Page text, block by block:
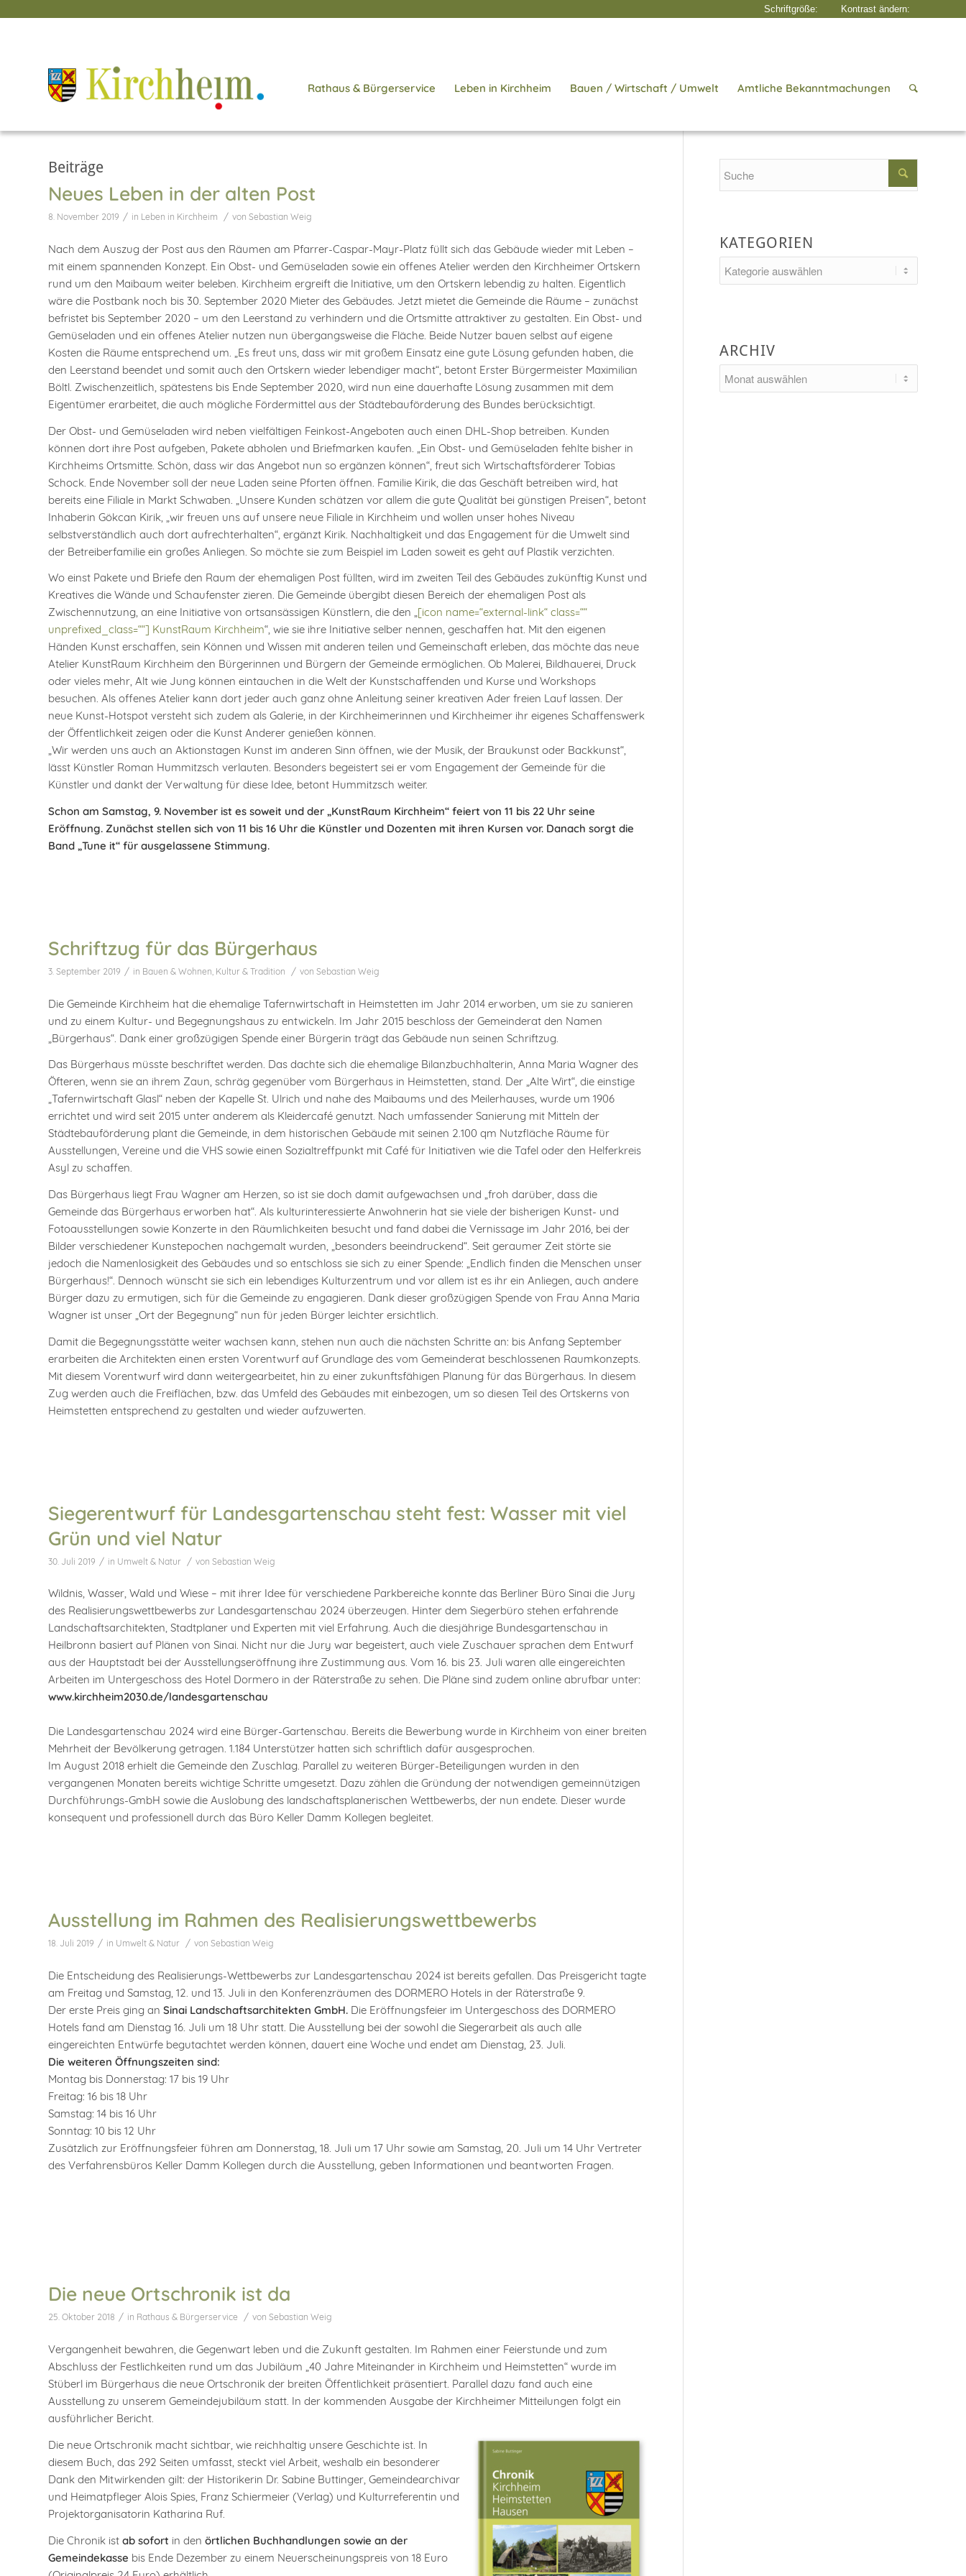
Rathaus & Bürgerservice Leben in Kirchheim Bauen / Wirtschaft / Umwelt Amtliche Bekanntmachungen
Beiträge
Neues Leben in der alten Post
8. November 2019 / in Leben in Kirchheim / von Sebastian Weig
Nach dem Auszug der Post aus den Räumen am Pfarrer-Caspar-Mayr-Platz füllt sich das Gebäude wieder mit Leben –
mit einem spannenden Konzept. Ein Obst- und Gemüseladen sowie ein offenes Atelier werden den Kirchheimer Ortskern
rund um den Maibaum weiter beleben. Kirchheim ergreift die Initiative, um den Ortskern lebendig zu halten. Eigentlich
wäre die Postbank noch bis 30. September 2020 Mieter des Gebäudes. Jetzt mietet die Gemeinde die Räume – zunächst
befristet bis September 2020 – um den Leerstand zu verhindern und die Ortsmitte attraktiver zu gestalten. Ein Obst- und
Gemüseladen und ein offenes Atelier nutzen nun übergangsweise die Fläche. Beide Nutzer bauen selbst auf eigene
Kosten die Räume entsprechend um. „Es freut uns, dass wir mit großem Einsatz eine gute Lösung gefunden haben, die
den Leerstand beendet und somit auch den Ortskern wieder lebendiger macht“, betont Erster Bürgermeister Maximilian
Böltl. Zwischenzeitlich, spätestens bis Ende September 2020, wird nun eine dauerhafte Lösung zusammen mit dem
Eigentümer erarbeitet, die auch mögliche Fördermittel aus der Städtebauförderung des Bundes berücksichtigt.
Der Obst- und Gemüseladen wird neben vielfältigen Feinkost-Angeboten auch einen DHL-Shop betreiben. Kunden
können dort ihre Post aufgeben, Pakete abholen und Briefmarken kaufen. „Ein Obst- und Gemüseladen fehlte bisher in
Kirchheims Ortsmitte. Schön, dass wir das Angebot nun so ergänzen können“, freut sich Wirtschaftsförderer Tobias
Schock. Ende November soll der neue Laden seine Pforten öffnen. Familie Kirik, die das Geschäft betreiben wird, hat
bereits eine Filiale in Markt Schwaben. „Unsere Kunden schätzen vor allem die gute Qualität bei günstigen Preisen“, betont
Inhaberin Gökcan Kirik, „wir freuen uns auf unsere neue Filiale in Kirchheim und wollen unser hohes Niveau
selbstverständlich auch dort aufrechterhalten“, ergänzt Kirik. Nachhaltigkeit und das Engagement für die Umwelt sind
der Betreiberfamilie ein großes Anliegen. So möchte sie zum Beispiel im Laden soweit es geht auf Plastik verzichten.
Wo einst Pakete und Briefe den Raum der ehemaligen Post füllten, wird im zweiten Teil des Gebäudes zukünftig Kunst und
Kreatives die Wände und Schaufenster zieren. Die Gemeinde übergibt diesen Bereich der ehemaligen Post als
Zwischennutzung, an eine Initiative von ortsansässigen Künstlern, die den „[icon name=“external-link“ class=““
unprefixed_class=““] KunstRaum Kirchheim“, wie sie ihre Initiative selber nennen, geschaffen hat. Mit den eigenen
Händen Kunst erschaffen, sein Können und Wissen mit anderen teilen und Gemeinschaft erleben, das möchte das neue
Atelier KunstRaum Kirchheim den Bürgerinnen und Bürgern der Gemeinde ermöglichen. Ob Malerei, Bildhauerei, Druck
oder vieles mehr, Alt wie Jung können eintauchen in die Welt der Kunstschaffenden und Kurse und Workshops
besuchen. Als offenes Atelier kann dort jeder auch ganz ohne Anleitung seiner kreativen Ader freien Lauf lassen. Der
neue Kunst-Hotspot versteht sich zudem als Galerie, in der Kirchheimerinnen und Kirchheimer ihr eigenes Schaffenswerk
der Öffentlichkeit zeigen oder die Kunst Anderer genießen können.
„Wir werden uns auch an Aktionstagen Kunst im anderen Sinn öffnen, wie der Musik, der Braukunst oder Backkunst“,
lässt Künstler Roman Hummitzsch verlauten. Besonders begeistert sei er vom Engagement der Gemeinde für die
Künstler und dankt der Verwaltung für diese Idee, betont Hummitzsch weiter.
Schon am Samstag, 9. November ist es soweit und der „KunstRaum Kirchheim“ feiert von 11 bis 22 Uhr seine
Eröffnung. Zunächst stellen sich von 11 bis 16 Uhr die Künstler und Dozenten mit ihren Kursen vor. Danach sorgt die
Band „Tune it“ für ausgelassene Stimmung.
Schriftzug für das Bürgerhaus
3. September 2019 / in Bauen & Wohnen Kultur & Tradition / von Sebastian Weig
Die Gemeinde Kirchheim hat die ehemalige Tafernwirtschaft in Heimstetten im Jahr 2014 erworben, um sie zu sanieren
und zu einem Kultur- und Begegnungshaus zu entwickeln. Im Jahr 2015 beschloss der Gemeinderat den Namen
„Bürgerhaus“. Dank einer großzügigen Spende einer Bürgerin trägt das Gebäude nun seinen Schriftzug.
Das Bürgerhaus müsste beschriftet werden. Das dachte sich die ehemalige Bilanzbuchhalterin, Anna Maria Wagner des
Öfteren, wenn sie an ihrem Zaun, schräg gegenüber vom Bürgerhaus in Heimstetten, stand. Der „Alte Wirt“, die einstige
„Tafernwirtschaft Glasl“ neben der Kapelle St. Ulrich und nahe des Maibaums und des Meilerhauses, wurde um 1906
errichtet und wird seit 2015 unter anderem als Kleidercafé genutzt. Nach umfassender Sanierung mit Mitteln der
Städtebauförderung plant die Gemeinde, in dem historischen Gebäude mit seinen 2.100 qm Nutzfläche Räume für
Ausstellungen, Vereine und die VHS sowie einen Sozialtreffpunkt mit Café für Initiativen wie die Tafel oder den Helferkreis
Asyl zu schaffen.
Das Bürgerhaus liegt Frau Wagner am Herzen, so ist sie doch damit aufgewachsen und „froh darüber, dass die
Gemeinde das Bürgerhaus erworben hat“. Als kulturinteressierte Anwohnerin hat sie viele der bisherigen Kunst- und
Fotoausstellungen sowie Konzerte in den Räumlichkeiten besucht und fand dabei die Vernissage im Jahr 2016, bei der
Bilder verschiedener Kunstepochen nachgemalt wurden, „besonders beeindruckend“. Seit geraumer Zeit störte sie
jedoch die Namenlosigkeit des Gebäudes und so entschloss sie sich zu einer Spende: „Endlich finden die Menschen unser
Bürgerhaus!“. Dennoch wünscht sie sich ein lebendiges Kulturzentrum und vor allem ist es ihr ein Anliegen, auch andere
Bürger dazu zu ermutigen, sich für die Gemeinde zu engagieren. Dank dieser großzügigen Spende von Frau Anna Maria
Wagner ist unser „Ort der Begegnung“ nun für jeden Bürger leichter ersichtlich.
Damit die Begegnungsstätte weiter wachsen kann, stehen nun auch die nächsten Schritte an: bis Anfang September
erarbeiten die Architekten einen ersten Vorentwurf auf Grundlage des vom Gemeinderat beschlossenen Raumkonzepts.
Mit diesem Vorentwurf wird dann weitergearbeitet, hin zu einer zukunftsfähigen Planung für das Bürgerhaus. In diesem
Zug werden auch die Freiflächen, bzw. das Umfeld des Gebäudes mit einbezogen, um so diesen Teil des Ortskerns von
Heimstetten entsprechend zu gestalten und wieder aufzuwerten.
Siegerentwurf für Landesgartenschau steht fest: Wasser mit viel
Grün und viel Natur
30. Juli 2019 / in Umwelt & Natur / von Sebastian Weig
Wildnis, Wasser, Wald und Wiese – mit ihrer Idee für verschiedene Parkbereiche konnte das Berliner Büro Sinai die Jury
des Realisierungswettbewerbs zur Landesgartenschau 2024 überzeugen. Hinter dem Siegerbüro stehen erfahrende
Landschaftsarchitekten, Stadtplaner und Experten mit viel Erfahrung. Auch die diesjährige Bundesgartenschau in
Heilbronn basiert auf Plänen von Sinai. Nicht nur die Jury war begeistert, auch viele Zuschauer sprachen dem Entwurf
aus der Hauptstadt bei der Ausstellungseröffnung ihre Zustimmung aus. Vom 16. bis 23. Juli waren alle eingereichten
Arbeiten im Untergeschoss des Hotel Dormero in der Räterstraße zu sehen. Die Pläne sind zudem online abrufbar unter:
www.kirchheim2030.de/landesgartenschau
Die Landesgartenschau 2024 wird eine Bürger-Gartenschau. Bereits die Bewerbung wurde in Kirchheim von einer breiten
Mehrheit der Bevölkerung getragen. 1.184 Unterstützer hatten sich schriftlich dafür ausgesprochen.
Im August 2018 erhielt die Gemeinde den Zuschlag. Parallel zu weiteren Bürger-Beteiligungen wurden in den
vergangenen Monaten bereits wichtige Schritte umgesetzt. Dazu zählen die Gründung der notwendigen gemeinnützigen
Durchführungs-GmbH sowie die Auslobung des landschaftsplanerischen Wettbewerbs, der nun endete. Dieser wurde
konsequent und professionell durch das Büro Keller Damm Kollegen begleitet.
Ausstellung im Rahmen des Realisierungswettbewerbs
18. Juli 2019 / in Umwelt & Natur / von Sebastian Weig
Die Entscheidung des Realisierungs-Wettbewerbs zur Landesgartenschau 2024 ist bereits gefallen. Das Preisgericht tagte
am Freitag und Samstag, 12. und 13. Juli in den Konferenzräumen des DORMERO Hotels in der Räterstraße 9.
Der erste Preis ging an Sinai Landschaftsarchitekten GmbH. Die Eröffnungsfeier im Untergeschoss des DORMERO
Hotels fand am Dienstag 16. Juli um 18 Uhr statt. Die Ausstellung bei der sowohl die Siegerarbeit als auch alle
eingereichten Entwürfe begutachtet werden können, dauert eine Woche und endet am Dienstag, 23. Juli.
Die weiteren Öffnungszeiten sind:
Montag bis Donnerstag: 17 bis 19 Uhr
Freitag: 16 bis 18 Uhr
Samstag: 14 bis 16 Uhr
Sonntag: 10 bis 12 Uhr
Zusätzlich zur Eröffnungsfeier führen am Donnerstag, 18. Juli um 17 Uhr sowie am Samstag, 20. Juli um 14 Uhr Vertreter
des Verfahrensbüros Keller Damm Kollegen durch die Ausstellung, geben Informationen und beantworten Fragen.
Die neue Ortschronik ist da
25. Oktober 2018 / in Rathaus & Bürgerservice / von Sebastian Weig
Vergangenheit bewahren, die Gegenwart leben und die Zukunft gestalten. Im Rahmen einer Feierstunde und zum
Abschluss der Festlichkeiten rund um das Jubiläum „40 Jahre Miteinander in Kirchheim und Heimstetten“ wurde im
Stüberl im Bürgerhaus die neue Ortschronik der breiten Öffentlichkeit präsentiert. Parallel dazu fand auch eine
Ausstellung zu unserem Gemeindejubiläum statt. In der kommenden Ausgabe der Kirchheimer Mitteilungen folgt ein
ausführlicher Bericht.
Die neue Ortschronik macht sichtbar, wie reichhaltig unsere Geschichte ist. In
diesem Buch, das 292 Seiten umfasst, steckt viel Arbeit, weshalb ein besonderer
Dank den Mitwirkenden gilt: der Historikerin Dr. Sabine Buttinger, Gemeindearchivar
und Heimatpfleger Alois Spies, Franz Schiermeier (Verlag) und Kulturreferentin und
Projektorganisatorin Katharina Ruf.
Die Chronik ist ab sofort in den örtlichen Buchhandlungen sowie an der
Gemeindekasse bis Ende Dezember zu einem Neuerscheinungspreis von 18 Euro
KATEGORIEN
ARCHIV